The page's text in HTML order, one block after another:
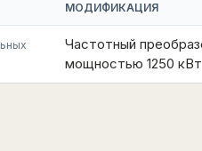
МОДИФИКАЦИЯ
Частотный
мощностью 1250 кВт